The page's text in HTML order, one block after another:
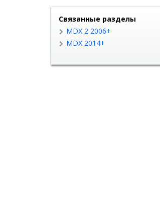
Связанные разделы
MDX 2 2006+
MDX 2014+